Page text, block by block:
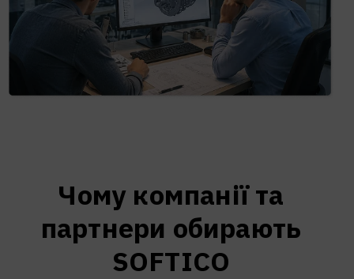
Чому компанії та
партнери обирають
SOFTICO